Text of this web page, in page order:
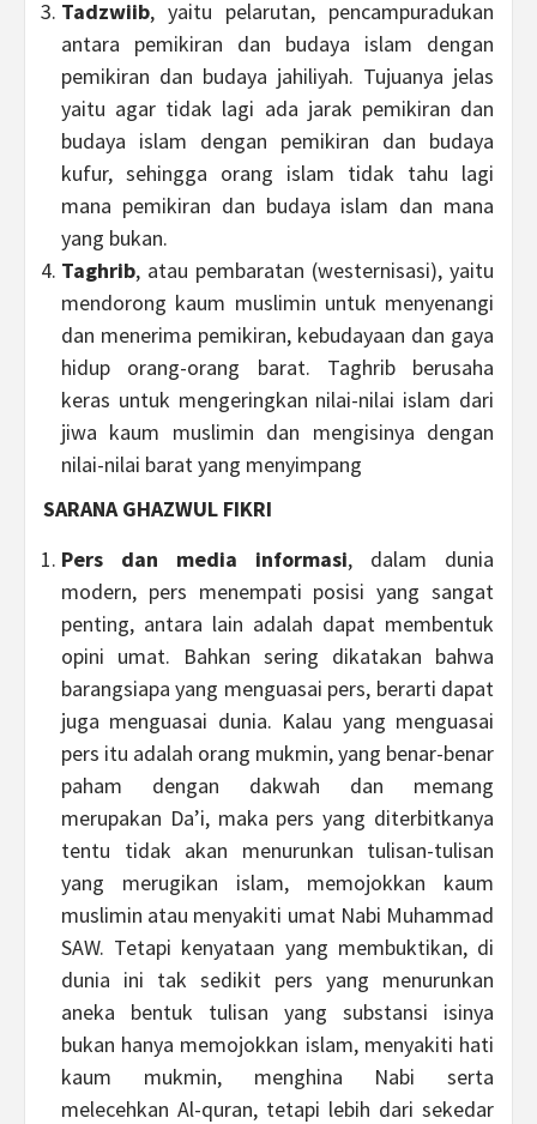
Tadzwiib, yaitu pelarutan, pencampuradukan
antara pemikiran dan budaya islam dengan
pemikiran dan budaya jahiliyah. Tujuanya jelas
yaitu agar tidak lagi ada jarak pemikiran dan
budaya islam dengan pemikiran dan budaya
kufur, sehingga orang islam tidak tahu lagi
mana pemikiran dan budaya islam dan mana
yang bukan.
Taghrib, atau pembaratan (westernisasi), yaitu
mendorong kaum muslimin untuk menyenangi
dan menerima pemikiran, kebudayaan dan gaya
hidup orang-orang barat. Taghrib berusaha
keras untuk mengeringkan nilai-nilai islam dari
jiwa kaum muslimin dan mengisinya dengan
nilai-nilai barat yang menyimpang
SARANA GHAZWUL FIKRI
Pers dan media informasi, dalam dunia
modern, pers menempati posisi yang sangat
penting, antara lain adalah dapat membentuk
opini umat. Bahkan sering dikatakan bahwa
barangsiapa yang menguasai pers, berarti dapat
juga menguasai dunia. Kalau yang menguasai
pers itu adalah orang mukmin, yang benar-benar
paham dengan dakwah dan memang
merupakan Da’i, maka pers yang diterbitkanya
tentu tidak akan menurunkan tulisan-tulisan
yang merugikan islam, memojokkan kaum
muslimin atau menyakiti umat Nabi Muhammad
SAW. Tetapi kenyataan yang membuktikan, di
dunia ini tak sedikit pers yang menurunkan
aneka bentuk tulisan yang substansi isinya
bukan hanya memojokkan islam, menyakiti hati
kaum mukmin, menghina Nabi serta
melecehkan Al-quran, tetapi lebih dari sekedar